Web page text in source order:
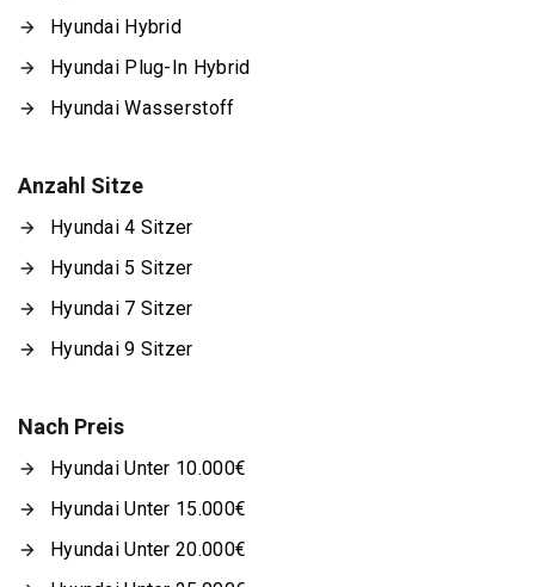
Hyundai Hybrid
Hyundai Plug-In Hybrid
Hyundai Wasserstoff
Anzahl Sitze
Hyundai 4 Sitzer
Hyundai 5 Sitzer
Hyundai 7 Sitzer
Hyundai 9 Sitzer
Nach Preis
Hyundai Unter 10.000€
Hyundai Unter 15.000€
Hyundai Unter 20.000€